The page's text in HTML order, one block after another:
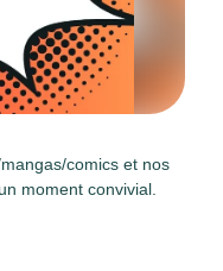
comics et nos
moment convivial.